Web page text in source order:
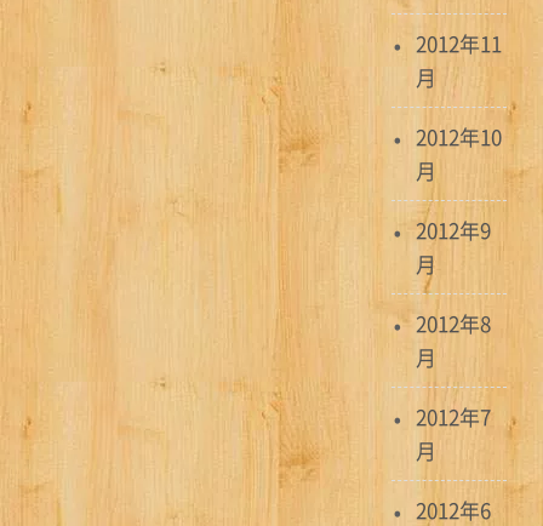
2012年11
月
2012年10
月
2012年9
月
2012年8
月
2012年7
月
2012年6